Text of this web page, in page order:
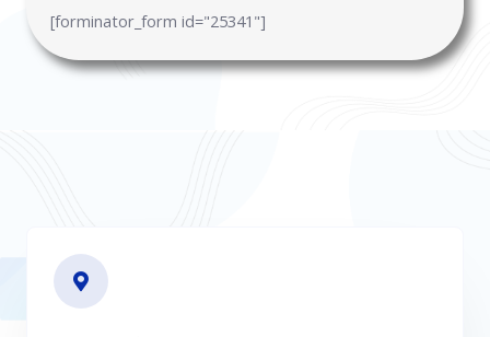
[forminator_form id="25341"]